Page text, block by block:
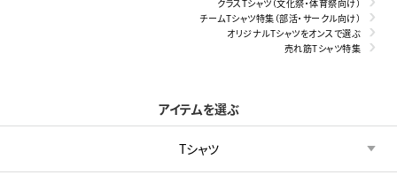
クラスTシャツ（文化祭・体育祭向け）
チームTシャツ特集（部活・サークル向け）
オリジナルTシャツをオンスで選ぶ
売れ筋Tシャツ特集
アイテムを選ぶ
Tシャツ